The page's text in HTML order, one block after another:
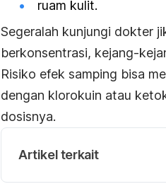
ruam kulit.
Segeralah kunjungi dokter
berkonsentrasi, kejang-
Risiko efek samping bisa
dengan klorokuin atau
dosisnya.
Artikel terkait